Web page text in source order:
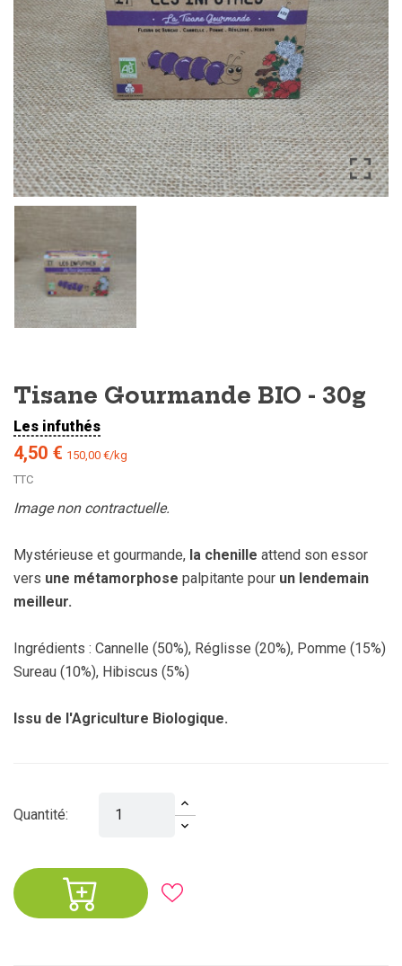
Tisane Gourmande BIO - 30g
Les infuthés
4,50 € 150,00 €/kg
TTC
Image non contractuelle.
Mystérieuse et gourmande, la chenille attend son essor
vers une métamorphose palpitante pour un lendemain
meilleur.
Ingrédients : Cannelle (50%), Réglisse (20%), Pomme (15%)
Sureau (10%), Hibiscus (5%)
Issu de l'Agriculture Biologique.
Quantité: